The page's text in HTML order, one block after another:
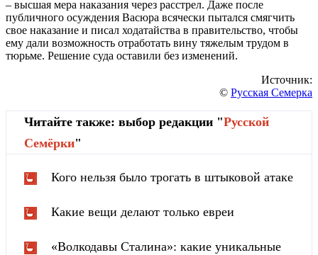
– высшая мера наказания через расстрел. Даже после
публичного осуждения Васюра всячески пытался смягчить
свое наказание и писал ходатайства в правительство, чтобы
ему дали возможность отработать вину тяжелым трудом в
тюрьме. Решение суда оставили без изменений.
Источник:
© Русская Семерка
Читайте также: выбор редакции "Русской
Cемёрки"
Кого нельзя было трогать в штыковой атаке
Какие вещи делают только евреи
«Волкодавы Сталина»: какие уникальные